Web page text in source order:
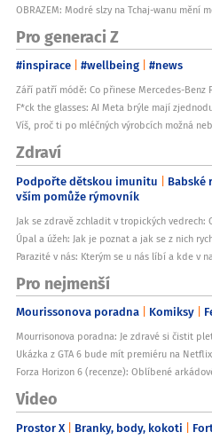
OBRAZEM: Modré slzy na Tchaj-wanu mění
Pro generaci Z
#inspirace #wellbeing #news
Září patří módě: Co přinese Mercedes-Benz
F*ck the glasses: AI Meta brýle mají
Víš, proč ti po mléčných výrobcích možná
Zdraví
Podpořte dětskou imunitu
vším pomůže rýmovník
Jak se zdravě zchladit v tropických
Úpal a úžeh: Jak je poznat a jak se z nich
Parazité v nás: Kterým se u nás líbí a kde v
Pro nejmenší
Mourissonova poradna Komiksy
Mourrisonova poradna: Je zdravé si čistit
Ukázka z GTA 6 bude mít premiéru na
Forza Horizon 6 (recenze): Oblíbené
Video
Prostor X Branky, body, kokoti